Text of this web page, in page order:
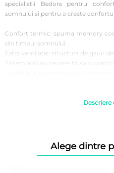
specialistii Bedora pentru
somnului si pentru a creste confortul
Confort termic: spuma memory
din timpul somnului.
Extra ventilatie: structura de gauri de
Desfaceti cu grija folia de
initiala. In aceasta perioada nu
Este indicat sa utilizati acest
Descriere
Alege dintre